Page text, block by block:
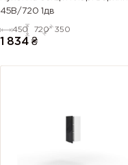
45В/720 1дв
450 720 350
1 834 ₴